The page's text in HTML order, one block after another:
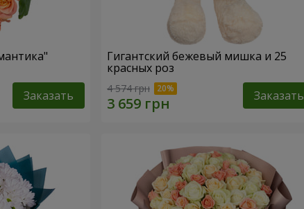
Заказать
Гигантский бежевый мишка и 25
красных роз
4 574 грн Заказать